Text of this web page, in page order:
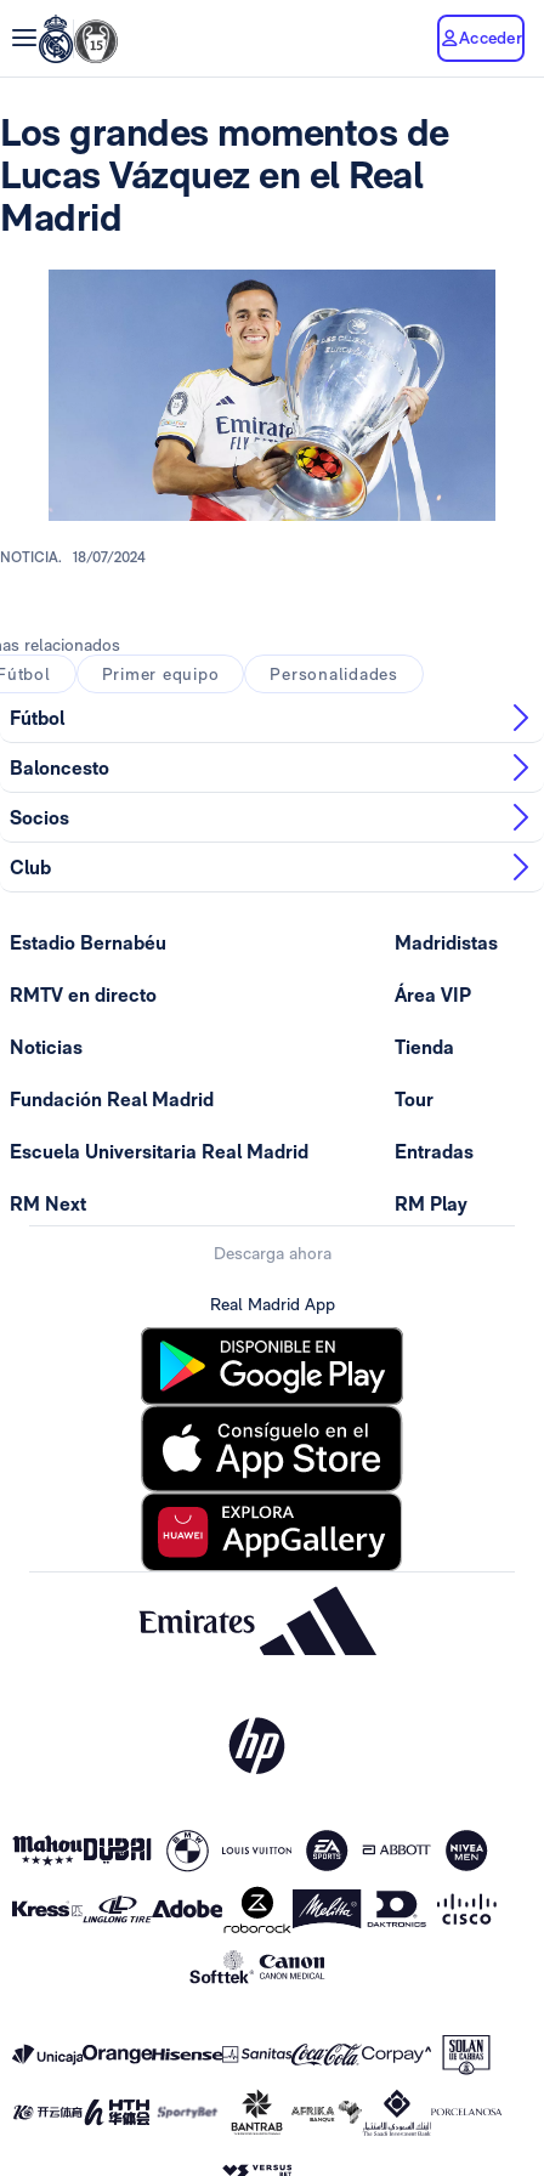
Acceder
Los grandes momentos de
Lucas Vázquez en el Real
Madrid
NOTICIA. 18/07/2024
relacionados
Primer equipo Personalidades
Fútbol
Baloncesto
Socios
Club
Estadio Bernabéu
RMTV en directo
Noticias
Fundación Real Madrid
Escuela Universitaria Real Madrid
RM Next
Madridistas
Área VIP
Tienda
Tour
Entradas
RM Play
Descarga ahora
Real Madrid App